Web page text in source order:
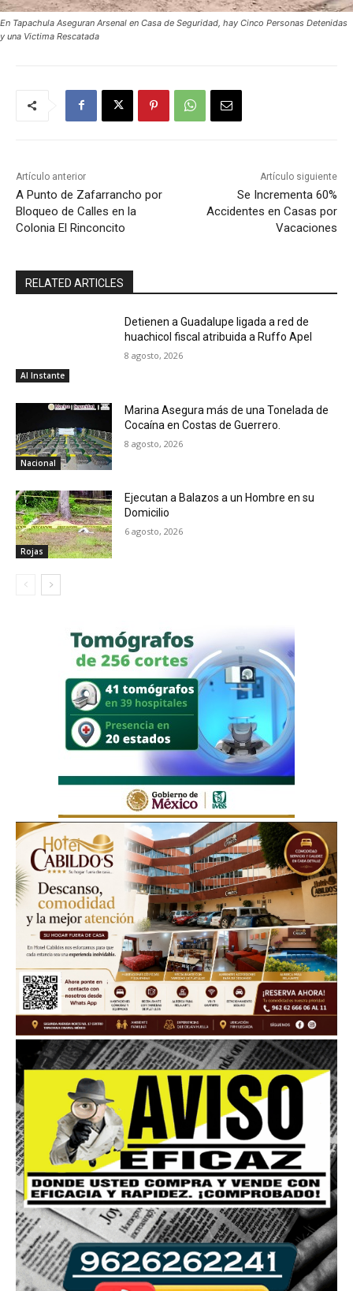
En Tapachula Aseguran Arsenal en Casa de Seguridad, hay Cinco Personas Detenidas
y una Victima Rescatada
Artículo anterior
A Punto de Zafarrancho por
Bloqueo de Calles en la
Colonia El Rinconcito
Artículo siguiente
Se Incrementa 60%
Accidentes en Casas por
Vacaciones
RELATED ARTICLES
Al Instante
Detienen a Guadalupe ligada a red de
huachicol fiscal atribuida a Ruffo Apel
8 agosto, 2026
Nacional
Marina Asegura más de una Tonelada de
Cocaína en Costas de Guerrero.
8 agosto, 2026
Rojas
Ejecutan a Balazos a un Hombre en su
Domicilio
6 agosto, 2026